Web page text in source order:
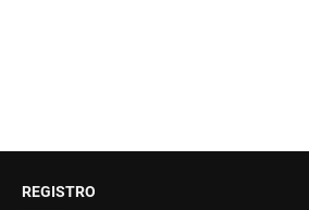
REGISTRO